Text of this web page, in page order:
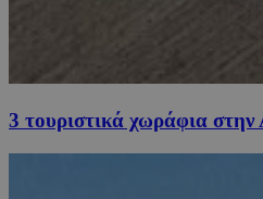
3 τουριστικά χωράφια